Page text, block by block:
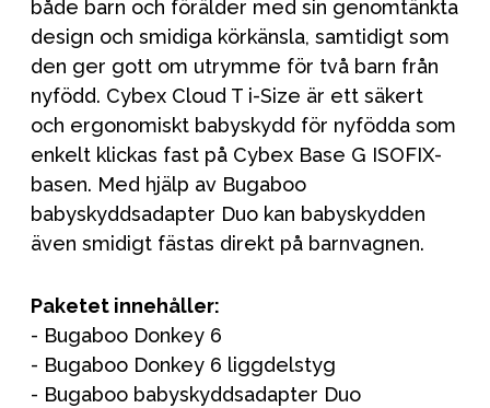
både barn och förälder med sin genomtänkta
design och smidiga körkänsla, samtidigt som
den ger gott om utrymme för två barn från
nyfödd. Cybex Cloud T i-Size är ett säkert
och ergonomiskt babyskydd för nyfödda som
enkelt klickas fast på Cybex Base G ISOFIX-
basen. Med hjälp av Bugaboo
babyskyddsadapter Duo kan babyskydden
även smidigt fästas direkt på barnvagnen.
Paketet innehåller:
- Bugaboo Donkey 6
- Bugaboo Donkey 6 liggdelstyg
- Bugaboo babyskyddsadapter Duo